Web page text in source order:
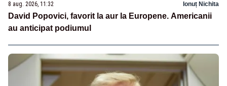
8 aug. 2026, 11:32 Ionuț Nichita
David Popovici, favorit la aur la Europene. Americanii
au anticipat podiumul